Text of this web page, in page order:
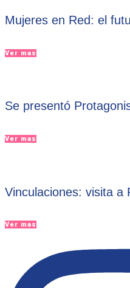
Mujeres en Red: el
Ver mas
Se presentó
Ver mas
Vinculaciones: visita a
Ver mas